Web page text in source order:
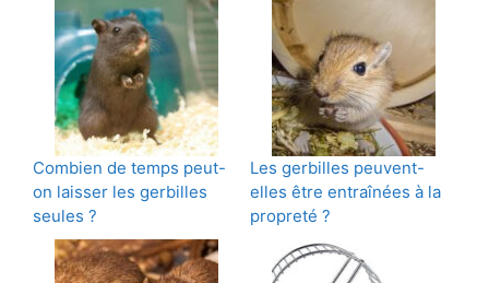
Combien de temps peut-
on laisser les gerbilles
seules ?
Les gerbilles peuvent-
elles être entraînées à la
propreté ?